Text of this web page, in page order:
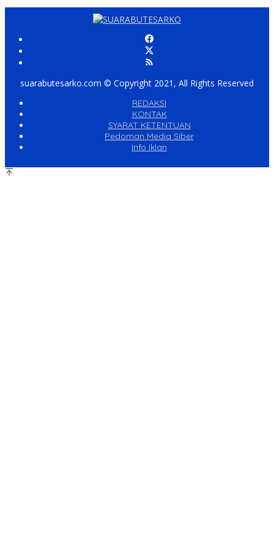
suarabutesarko.com © Copyright 2021, All Rights Reserved
REDAKSI
KONTAK
SYARAT KETENTUAN
Pedoman Media Siber
Info Iklan